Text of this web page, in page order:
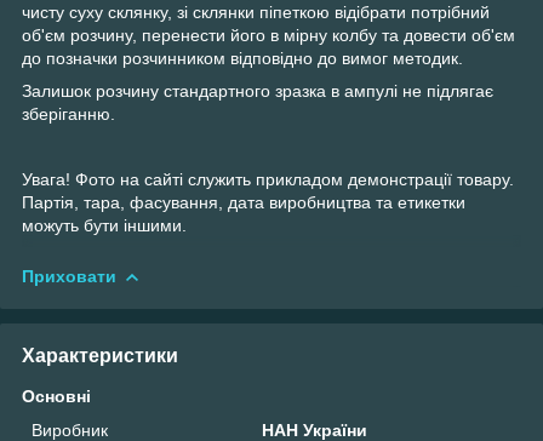
чисту суху склянку, зі склянки піпеткою відібрати потрібний
об'єм розчину, перенести його в мірну колбу та довести об'єм
до позначки розчинником відповідно до вимог методик.
Залишок розчину стандартного зразка в ампулі не підлягає
зберіганню.
Увага! Фото на сайті служить прикладом демонстрації товару.
Партія, тара, фасування, дата виробництва та етикетки
можуть бути іншими.
Приховати
Характеристики
Основні
Виробник
НАН України